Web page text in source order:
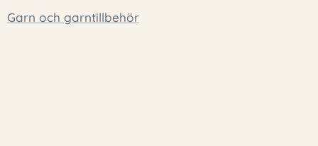
Garn och garntillbehör